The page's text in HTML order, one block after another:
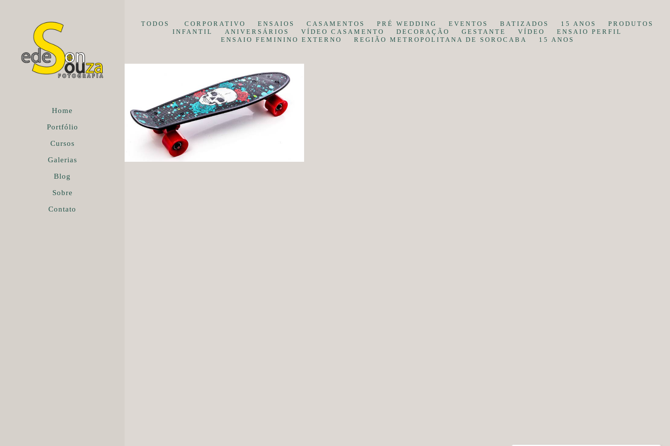
Home
Portfólio
Cursos
Galerias
Blog
Sobre
Contato
TODOS CORPORATIVO ENSAIOS CASAMENTOS PRÉ WEDDING EVENTOS BATIZADOS 15 ANOS
PRODUTOS
INFANTIL
ANIVERSÁRIOS VÍDEO CASAMENTO DECORAÇÃO GESTANTE VÍDEO
ENSAIO PERFIL
ENSAIO FEMININO EXTERNO
REGIÃO METROPOLITANA DE SOROCABA 15 ANOS